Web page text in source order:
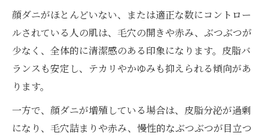
顔ダニがほとんどいない、または適正な数にコントロー
ルされている人の肌は、毛穴の開きや赤み、ぶつぶつが
少なく、全体的に清潔感のある印象になります。皮脂バ
ランスも安定し、テカリやかゆみも抑えられる傾向があ
ります。
一方で、顔ダニが増殖している場合は、皮脂分泌が過剰
になり、毛穴詰まりや赤み、慢性的なぶつぶつが目立つ